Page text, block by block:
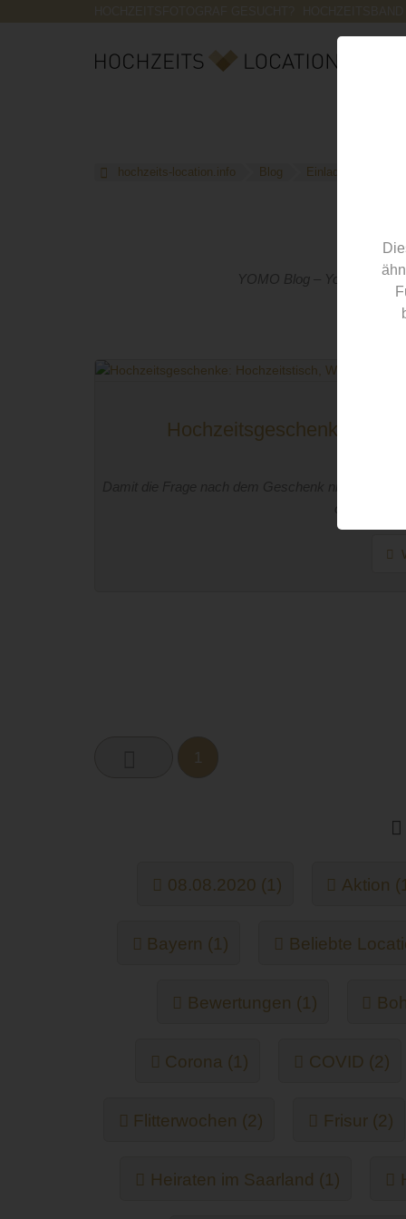
hochzeits-location.info Blog Einladung
YOMO Blog – You Only
Hochzeitsgeschenke:
1
08.08.2020 (1) Aktion
Bayern (1) Beliebte
Bewertungen (1)
Corona (1) COVID (2)
Flitterwochen (2) Frisur (2)
Heiraten im Saarland (1)